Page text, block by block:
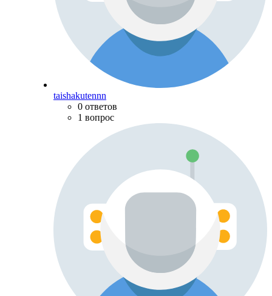
taishakutennn
0 ответов
1 вопрос